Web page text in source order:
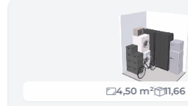
4,50 m²